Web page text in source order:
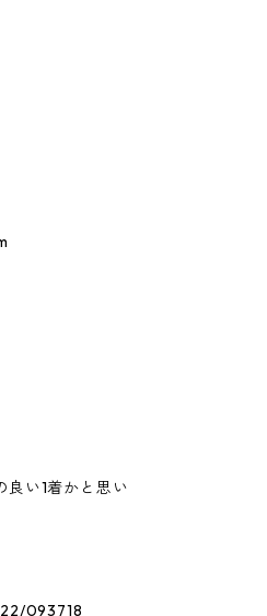
良い1着かと思い
093718